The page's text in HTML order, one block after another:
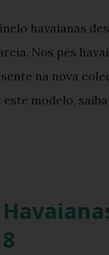
havaianas
Nos pés
na nova
modelo,